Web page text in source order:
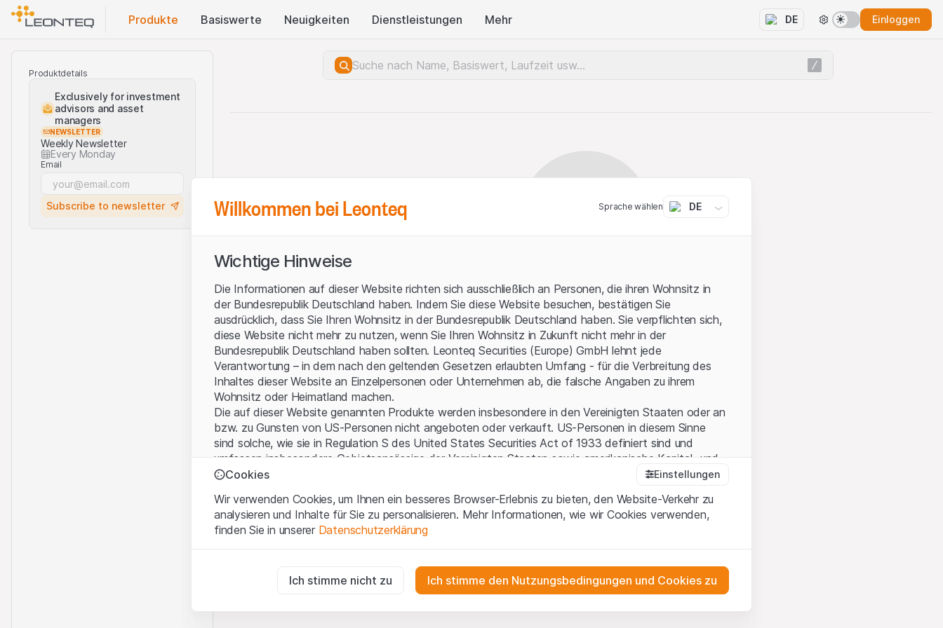
Produkte Basis​werte Neuigkeiten Dienstleistungen Mehr DE Einloggen
Produktdetails
Exclusively for investment
advisors and asset
managers
NEWSLETTER
Weekly Newsletter
Every Monday
Email
Subscribe to newsletter
Serverfehler.
Willkommen bei Leonteq Sprache wählen DE
Wichtige Hinweise
Die Informationen auf dieser Website richten sich ausschließlich an Personen, die ihren Wohnsitz in
der Bundesrepublik Deutschland haben. Indem Sie diese Website besuchen, bestätigen Sie
ausdrücklich, dass Sie Ihren Wohnsitz in der Bundesrepublik Deutschland haben. Sie verpflichten sich,
diese Website nicht mehr zu nutzen, wenn Sie Ihren Wohnsitz in Zukunft nicht mehr in der
Bundesrepublik Deutschland haben sollten. Leonteq Securities (Europe) GmbH lehnt jede
Verantwortung – in dem nach den geltenden Gesetzen erlaubten Umfang - für die Verbreitung des
Inhaltes dieser Website an Einzelpersonen oder Unternehmen ab, die falsche Angaben zu ihrem
Wohnsitz oder Heimatland machen.
Die auf dieser Website genannten Produkte werden insbesondere in den Vereinigten Staaten oder an
bzw. zu Gunsten von US-Personen nicht angeboten oder verkauft. US-Personen in diesem Sinne
sind solche, wie sie in Regulation S des United States Securities Act of 1933 definiert sind und
umfassen insbesondere Gebietsansässige der Vereinigten Staaten sowie amerikanische Kapital- und
Personen-gesellschaften.
Nutzungsbedingungen und rechtliche Informationen
Mit dem Zugriff auf diese Website erklären Sie, dass Sie die rechtlichen Informationen und die
wichtigen Hinweise und Nutzungsbedingungen verstanden haben und akzeptieren. Wenn Sie mit den
Kein Angebot, keine Aufforderung zum Kauf
Die auf der Website enthaltenen oder beschriebenen Informationen, Produkte, Daten,
Dienstleistungen, Tools und Unterlagen („Inhalte der Website“) dienen ausschließlich
Cookies Einstellungen
Wir verwenden Cookies, um Ihnen ein besseres Browser-Erlebnis zu bieten, den Website-Verkehr zu
analysieren und Inhalte für Sie zu personalisieren. Mehr Informationen, wie wir Cookies verwenden,
finden Sie in unserer Datenschutzerklärung
Diese Cookies sind für die Website erforderlich und können nicht deaktiviert werden.
Ich stimme nicht zu Ich stimme den Nutzungsbedingungen und Cookies zu